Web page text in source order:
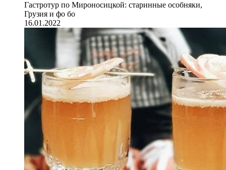
Гастротур по Мироносицкой: старинные особняки,
Грузия и фо бо
16.01.2022